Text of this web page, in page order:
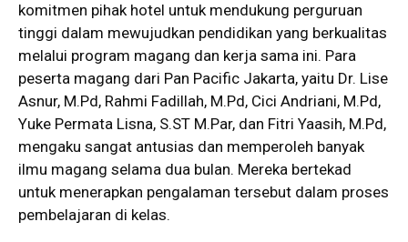
komitmen pihak hotel untuk mendukung perguruan
tinggi dalam mewujudkan pendidikan yang berkualitas
melalui program magang dan kerja sama ini. Para
peserta magang dari Pan Pacific Jakarta, yaitu Dr. Lise
Asnur, M.Pd, Rahmi Fadillah, M.Pd, Cici Andriani, M.Pd,
Yuke Permata Lisna, S.ST M.Par, dan Fitri Yaasih, M.Pd,
mengaku sangat antusias dan memperoleh banyak
ilmu magang selama dua bulan. Mereka bertekad
untuk menerapkan pengalaman tersebut dalam proses
pembelajaran di kelas.